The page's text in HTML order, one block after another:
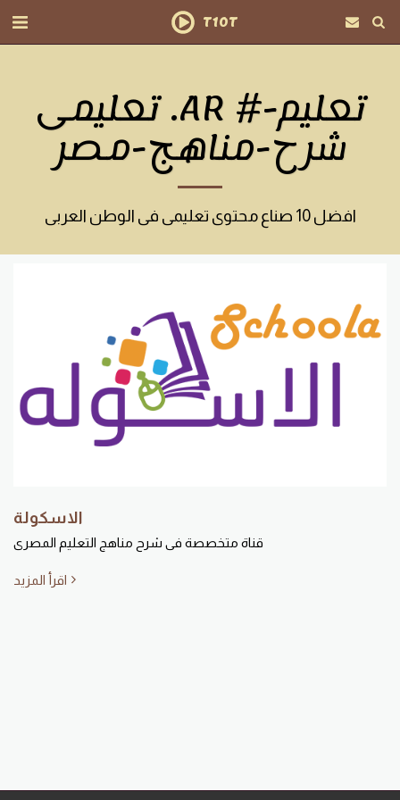
T10T
تعليمى .AR #تعليم-
شرح-مناهج-مصر
افضل 10 صناع محتوى تعليمى فى الوطن العربى
الاسكولة
قناة متخصصة فى شرح مناهج التعليم المصرى
اقرأ المزيد